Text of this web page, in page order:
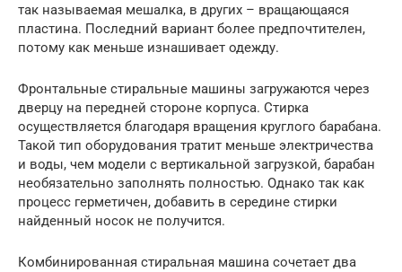
так называемая мешалка, в других – вращающаяся
пластина. Последний вариант более предпочтителен,
потому как меньше изнашивает одежду.
Фронтальные стиральные машины загружаются через
дверцу на передней стороне корпуса. Стирка
осуществляется благодаря вращения круглого барабана.
Такой тип оборудования тратит меньше электричества
и воды, чем модели с вертикальной загрузкой, барабан
необязательно заполнять полностью. Однако так как
процесс герметичен, добавить в середине стирки
найденный носок не получится.
Комбинированная стиральная машина сочетает два